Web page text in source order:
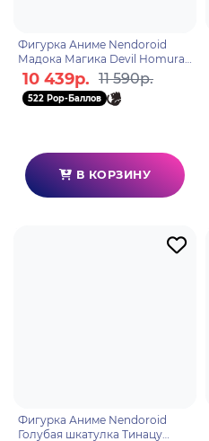
Фигурка Аниме Nendoroid
Мадока Магика Devil Homura
Хомура Акэми 10см
4580590204126
10 439р. 11 590р.
522 Pop-Баллов
В КОРЗИНУ
Фигурка Аниме Nendoroid
Голубая шкатулка Тинацу